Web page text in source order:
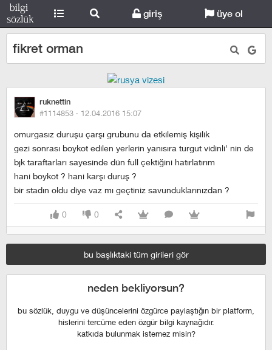
giriş üye ol
fikret orman
ruknettin
#1114853 · 12.04.2016 15:07
omurgasız duruşu çarşı grubunu da etkilemiş kişilik
gezi sonrası boykot edilen yerlerin yanısıra turgut vidinli' nin de
bjk taraftarları sayesinde dün full çektiğini hatırlatırım
hani boykot ? hani karşı duruş ?
bir stadın oldu diye vaz mı geçtiniz savunduklarınızdan ?
0 0
bu başlıktaki tüm girileri gör
neden bekliyorsun?
bu sözlük, duygu ve düşüncelerini özgürce paylaştığın bir platform,
hislerini tercüme eden özgür bilgi kaynağıdır.
katkıda bulunmak istemez misin?